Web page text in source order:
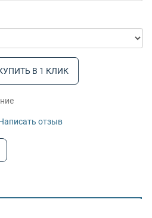
В 1 КЛИК
отзыв